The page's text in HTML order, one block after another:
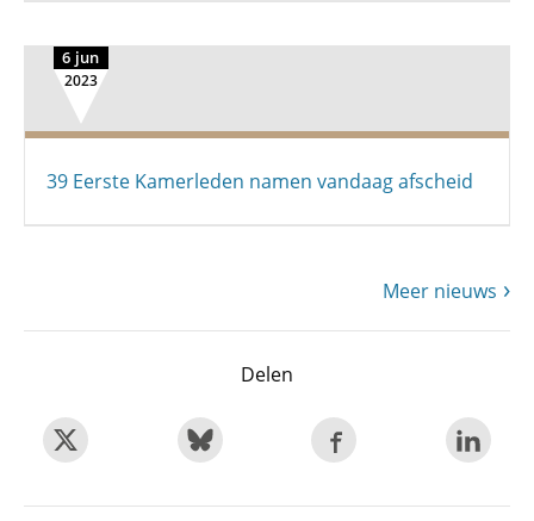
6 jun
2023
39 Eerste Kamerleden namen vandaag afscheid
Meer nieuws
Delen